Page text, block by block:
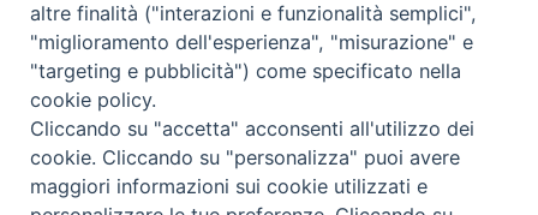
News
Altri articoli
Notizie nazionali
Download
Amministrazione Trasparente
altre finalità ("interazioni e funzionalità semplici",
"miglioramento dell'esperienza", "misurazione" e
"targeting e pubblicità") come specificato nella
cookie policy.
Cliccando su "accetta" acconsenti all'utilizzo dei
cookie. Cliccando su "personalizza" puoi avere
maggiori informazioni sui cookie utilizzati e